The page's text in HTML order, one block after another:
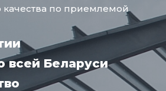
качества по приемлемой
всей Беларуси